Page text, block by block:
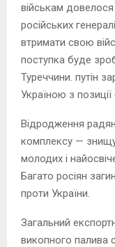
військам
російських
втримати свою
поступка буде
Туреччини. путін
Україною з позиції
Відродження
комплексу —
молодих і
Багато росіян
проти України.
Загальний
викопного палива